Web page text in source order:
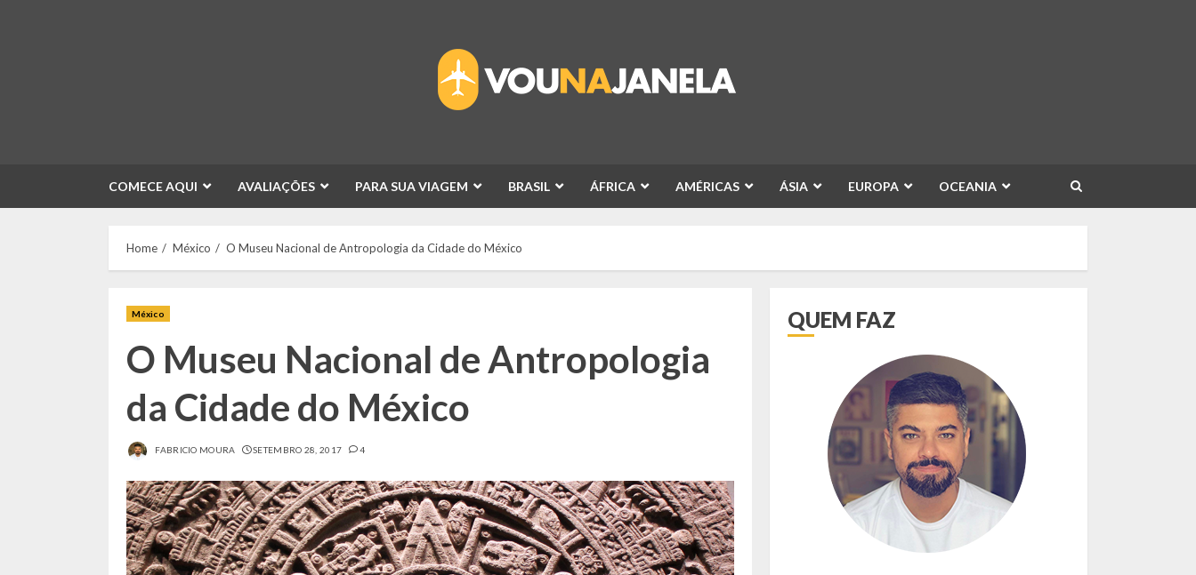
COMECE AQUI AVALIAÇÕES PARA SUA VIAGEM BRASIL ÁFRICA AMÉRICAS ÁSIA EUROPA OCEANIA
Home México O Museu Nacional de Antropologia da Cidade do México
México
O Museu Nacional de Antropologia
da Cidade do México
FABRICIO MOURA SETEMBRO 28, 2017 4
QUEM FAZ